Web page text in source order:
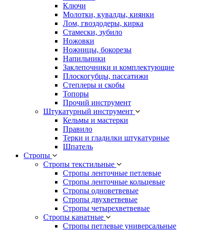
Ключи
Молотки, кувалды, киянки
Лом, гвоздодеры, кирка
Стамески, зубило
Ножовки
Ножницы, бокорезы
Напильники
Заклепочники и комплектующие
Плоскогубцы, пассатижи
Степлеры и скобы
Топоры
Прочий инструмент
Штукатурный инструмент
Кельмы и мастерки
Правило
Терки и гладилки штукатурные
Шпатель
Стропы
Стропы текстильные
Стропы ленточные петлевые
Стропы ленточные кольцевые
Стропы одноветвевые
Стропы двухветвевые
Стропы четырехветвевые
Стропы канатные
Стропы петлевые универсальные